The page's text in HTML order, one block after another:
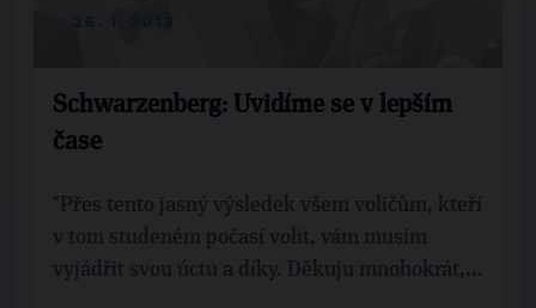
Schwarzenberg: Uvidíme se v lepším
čase
"Přes tento jasný výsledek všem voličům, kteří
v tom studeném počasí volit, vám musím
vyjádřit svou úctu a díky. Děkuju mnohokrát,...